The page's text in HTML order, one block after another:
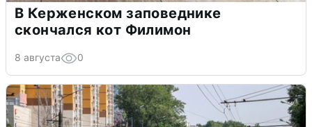
В Керженском заповеднике
скончался кот Филимон
8 августа 0